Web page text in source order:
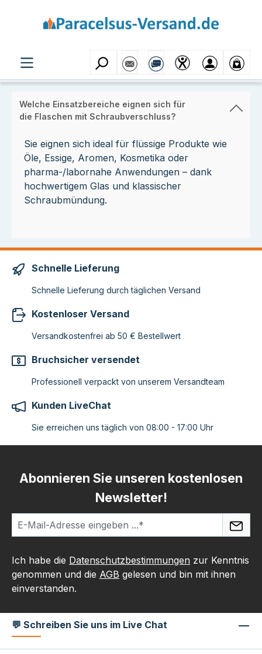
Welche Einsatzbereiche eignen sich für
die Flaschen mit Schraubverschluss?
Sie eignen sich ideal für flüssige Produkte wie
Öle, Essige, Aromen, Kosmetika oder
pharma-/labornahe Anwendungen – dank
hochwertigem Glas und klassischer
Schraubmündung.
Schnelle Lieferung
Schnelle Lieferung durch täglichen Versand
Kostenloser Versand
Versandkostenfrei ab 50 € Bestellwert
Bruchsicher versendet
Professionell verpackt von unserem Versandteam
Kunden LiveChat
Sie erreichen uns täglich von 08:00 - 17:00 Uhr
Abonnieren Sie unseren kostenlosen
Newsletter!
Ich habe die Datenschutzbestimmungen zur Kenntnis
genommen und die AGB gelesen und bin mit ihnen
einverstanden.
💬 Schreiben Sie uns im Live Chat